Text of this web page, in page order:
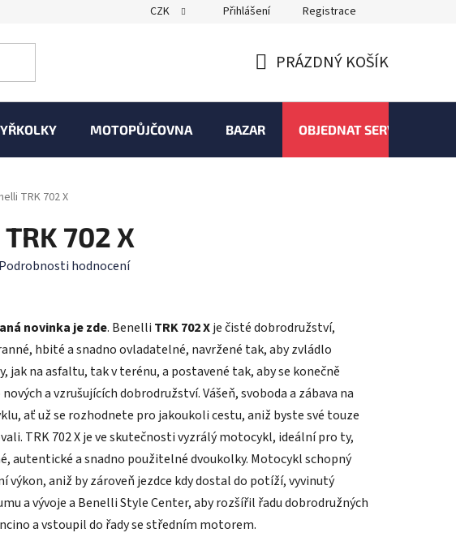
CZK Přihlášení Registrace
KOŠÍK
PRÁZDNÝ KOŠÍK
MOTOPŮJČOVNA BAZAR OBJEDNAT SERVIS
TRK 702 X
702 X
Podrobnosti hodnocení
novinka je zde. Benelli TRK 702 Xje čisté dobrodružství,
hbité a snadno ovladatelné, navržené tak, aby zvládlo
jak na asfaltu, tak v terénu, a postavené tak, aby se konečně
a vzrušujících dobrodružství. Vášeň, svoboda a zábava na
ať už se rozhodnete pro jakoukoli cestu, aniž byste své touze
TRK 702 X je ve skutečnosti vyzrálý motocykl, ideální pro ty,
autentické a snadno použitelné dvoukolky. Motocykl schopný
výkon, aniž by zároveň jezdce kdy dostal do potíží, vyvinutý
a vývoje a Benelli Style Center, aby rozšířil řadu dobrodružných
a vstoupil do řady se středním motorem.